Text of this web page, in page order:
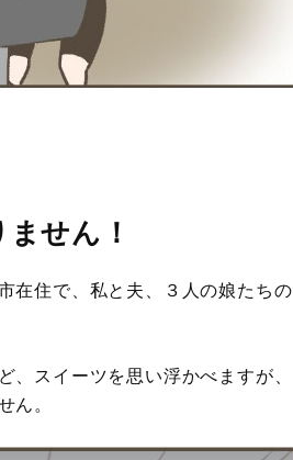
せん！
在住で、私と夫、３人の娘たちの
スイーツを思い浮かべますが、
。